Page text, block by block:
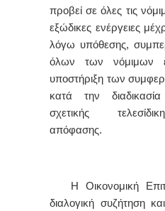
προβεί σε όλες τις
εξώδικες ενέργειες
λόγω υπόθεσης,
όλων των νόμιμων
υποστήριξη των
κατά την
σχετικής
απόφασης.
Η Οικονομική
διαλογική συζήτηση